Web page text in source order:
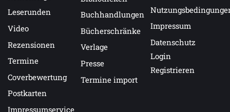
Leserunden
Video
Rezensionen
Termine
Coverbewertung
Postkarten
Impressumservice
Buchhandlungen
Bücherschränke
Verlage
Presse
Termine import
Impressum
Datenschutz
Login
Registrieren